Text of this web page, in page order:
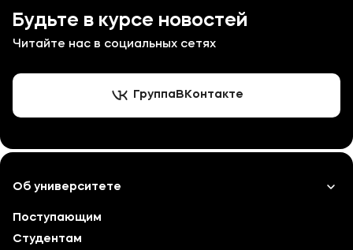
Будьте в курсе новостей
Читайте нас в социальных сетях
ГруппаВКонтакте
Об университете
Лицензии и документы
Поступающим
Студентам